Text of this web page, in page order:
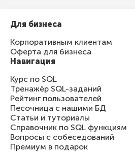
Для бизнеса
Корпоративным клиентам
Оферта для бизнеса
Навигация
Курс по SQL
Тренажёр SQL-заданий
Рейтинг пользователей
Песочница с нашими БД
Статьи и туториалы
Справочник по SQL функциям
Вопросы с собеседований
Премиум в подарок